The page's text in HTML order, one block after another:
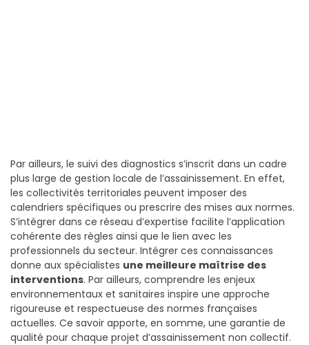
Par ailleurs, le suivi des diagnostics s’inscrit dans un cadre
plus large de gestion locale de l’assainissement. En effet,
les collectivités territoriales peuvent imposer des
calendriers spécifiques ou prescrire des mises aux normes.
S’intégrer dans ce réseau d’expertise facilite l’application
cohérente des règles ainsi que le lien avec les
professionnels du secteur. Intégrer ces connaissances
donne aux spécialistes une meilleure maîtrise des
interventions. Par ailleurs, comprendre les enjeux
environnementaux et sanitaires inspire une approche
rigoureuse et respectueuse des normes françaises
actuelles. Ce savoir apporte, en somme, une garantie de
qualité pour chaque projet d’assainissement non collectif.